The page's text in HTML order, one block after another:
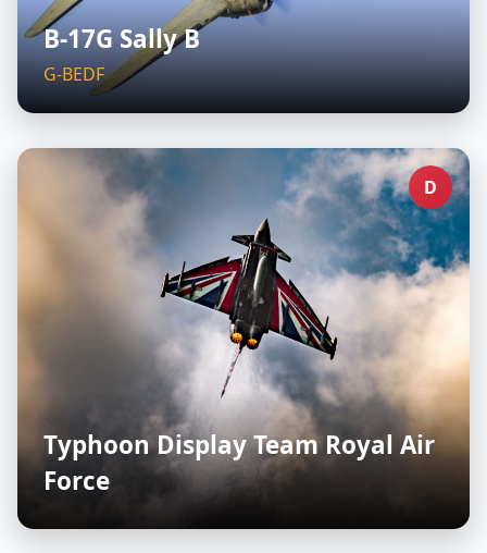
B-17G Sally B
G-BEDF
D
Typhoon Display Team Royal Air
Force